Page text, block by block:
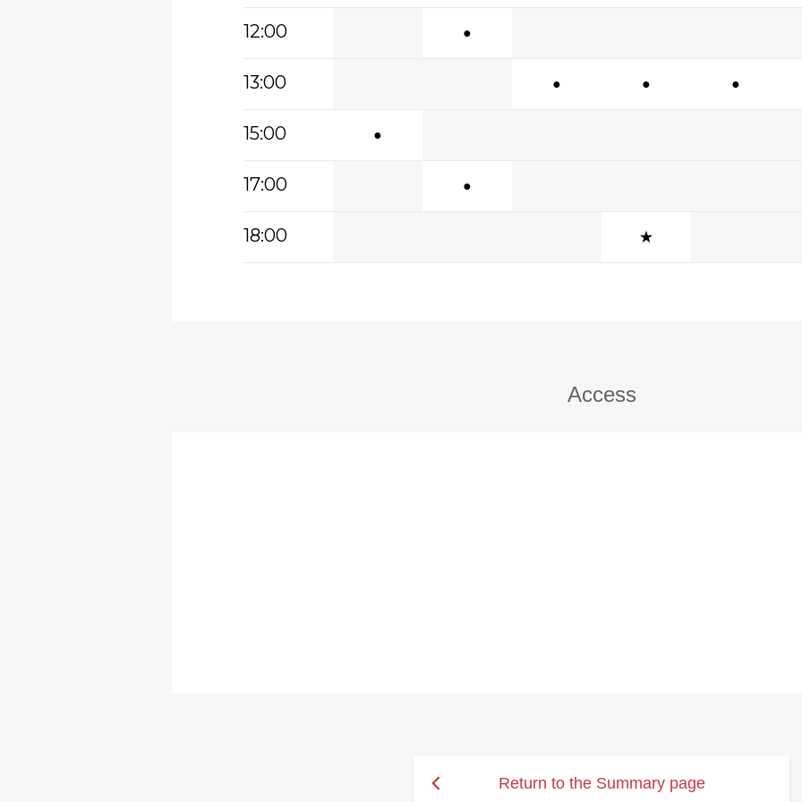
12:00 ●
13:00 ● ● ●
15:00 ●
17:00 ●
18:00 ★
Access
Return to the Summary page